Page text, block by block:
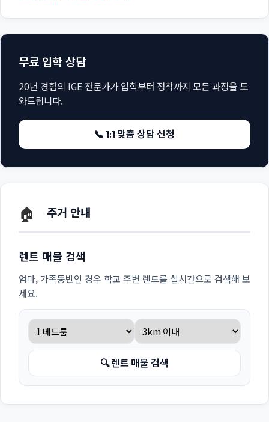
무료 입학 상담
20년 경험의 IGE 전문가가 입학부터 정착까지 모든 과정을 도
와드립니다.
📞 1:1 맞춤 상담 신청
🏠 주거 안내
렌트 매물 검색
엄마, 가족동반인 경우 학교 주변 렌트를 실시간으로 검색해 보
세요.
🔍 렌트 매물 검색